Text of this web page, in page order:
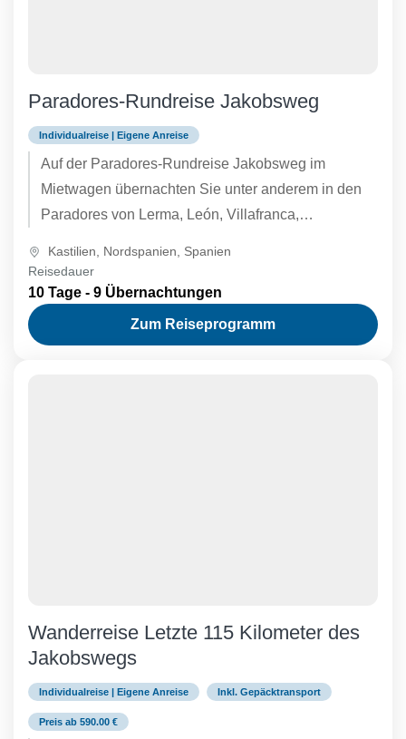
Paradores-Rundreise Jakobsweg
Individualreise | Eigene Anreise
Auf der Paradores-Rundreise Jakobsweg im
Mietwagen übernachten Sie unter anderem in den
Paradores von Lerma, León, Villafranca,
Compostela. Fordern Sie...
Kastilien, Nordspanien, Spanien
Reisedauer
10 Tage - 9 Übernachtungen
Zum Reiseprogramm
Wanderreise Letzte 115 Kilometer des
Jakobswegs
Individualreise | Eigene Anreise Inkl. Gepäcktransport
Preis ab 590.00 €